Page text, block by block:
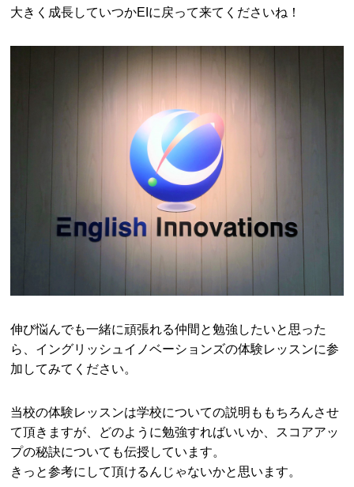
大きく成長していつかEIに戻って来てくださいね！
伸び悩んでも一緒に頑張れる仲間と勉強したいと思った
ら、イングリッシュイノベーションズの体験レッスンに参
加してみてください。
当校の体験レッスンは学校についての説明ももちろんさせ
て頂きますが、どのように勉強すればいいか、スコアアッ
プの秘訣についても伝授しています。
きっと参考にして頂けるんじゃないかと思います。